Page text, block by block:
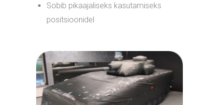
Sobib pikaajaliseks kasutamiseks
positsioonidel